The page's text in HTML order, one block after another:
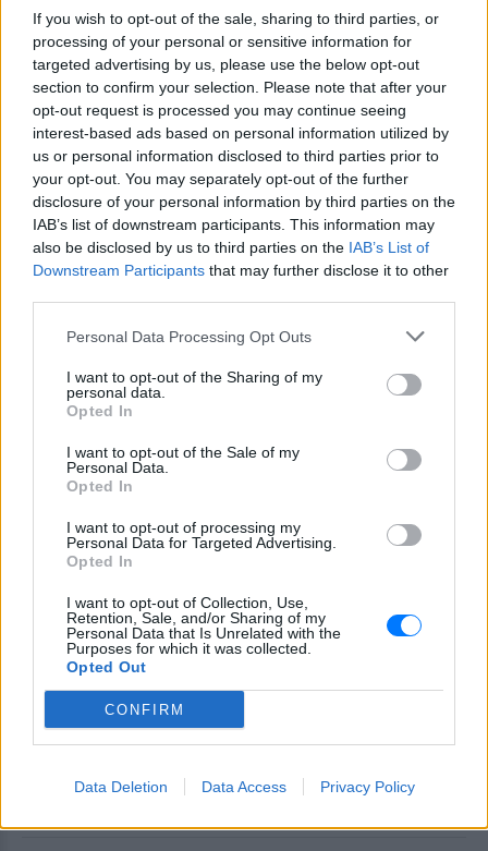
If you wish to opt-out of the sale, sharing to third parties, or
processing of your personal or sensitive information for
targeted advertising by us, please use the below opt-out
section to confirm your selection. Please note that after your
opt-out request is processed you may continue seeing
interest-based ads based on personal information utilized by
us or personal information disclosed to third parties prior to
your opt-out. You may separately opt-out of the further
disclosure of your personal information by third parties on the
IAB’s list of downstream participants. This information may
also be disclosed by us to third parties on the IAB’s List of
Downstream Participants that may further disclose it to other
Personal Data Processing Opt Outs
I want to opt-out of the Sharing of my
personal data.
Opted In
I want to opt-out of the Sale of my
Personal Data.
Opted In
I want to opt-out of processing my
Personal Data for Targeted Advertising.
Opted In
I want to opt-out of Collection, Use,
Retention, Sale, and/or Sharing of my
Personal Data that Is Unrelated with the
Purposes for which it was collected.
Opted Out
CONFIRM
Data Deletion Data Access Privacy Policy
Ακολουθήστε το E-Radio.gr στο Google News
και μάθετε πρώτοιτα πιο hot νέα.
Για ακόμη περισσότερανέα, μπείτε στηνροή
ειδήσεωντου E-Daily.gr